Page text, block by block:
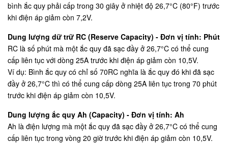
bình ắc quy phải cấp trong 30 giây ở nhiệt độ 26,7°C (80°F) trước
khi điện áp giảm còn 7,2V.
Dung lượng dữ trữ RC (Reserve Capacity) - Đơn vị tính: Phút
RC là số phút mà một ắc quy đã sạc đầy ở 26,7°C có thể cung
cấp liên tục với dòng 25A trước khi điện áp giảm còn 10,5V.
Ví dụ: Bình ắc quy có chỉ số 70RC nghĩa là ắc quy đó khi đã sạc
đầy ở 26,7°C thì có thể cung cấp dòng 25A liên tục trong 70 phút
trước khi điện áp giảm còn 10,5V.
Dung lượng ắc quy Ah (Capacity) - Đơn vị tính: Ah
Ah là điện lượng mà một ắc quy đã sạc đầy ở 26,7°C có thể cung
cấp liên tục trong vòng 20 giờ trước khi điện áp giảm còn 10,5V.